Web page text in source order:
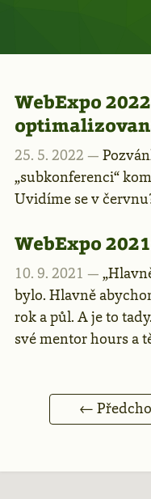
WebExpo
25. 5. 2022 —
„subkonferenci“
Uvidíme se v
WebExpo
10. 9. 2021 —
bylo. Hlavně
rok a půl. A je to
své mentor hours a
←